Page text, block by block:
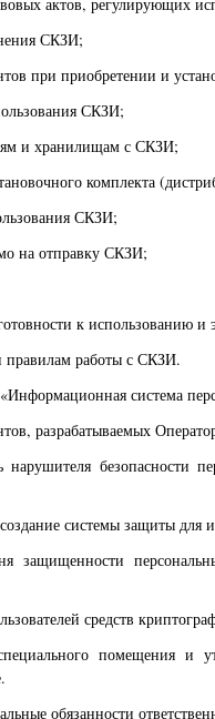
СКЗИ;
при приобретении и
СКЗИ;
и хранилищам с СКЗИ;
комплекта
СКЗИ;
на отправку СКЗИ;
к использованию
правилам работы с СКЗИ.
система
разрабатываемых
нарушителя
создание системы защиты
защищенности
средств
помещения и
обязанности